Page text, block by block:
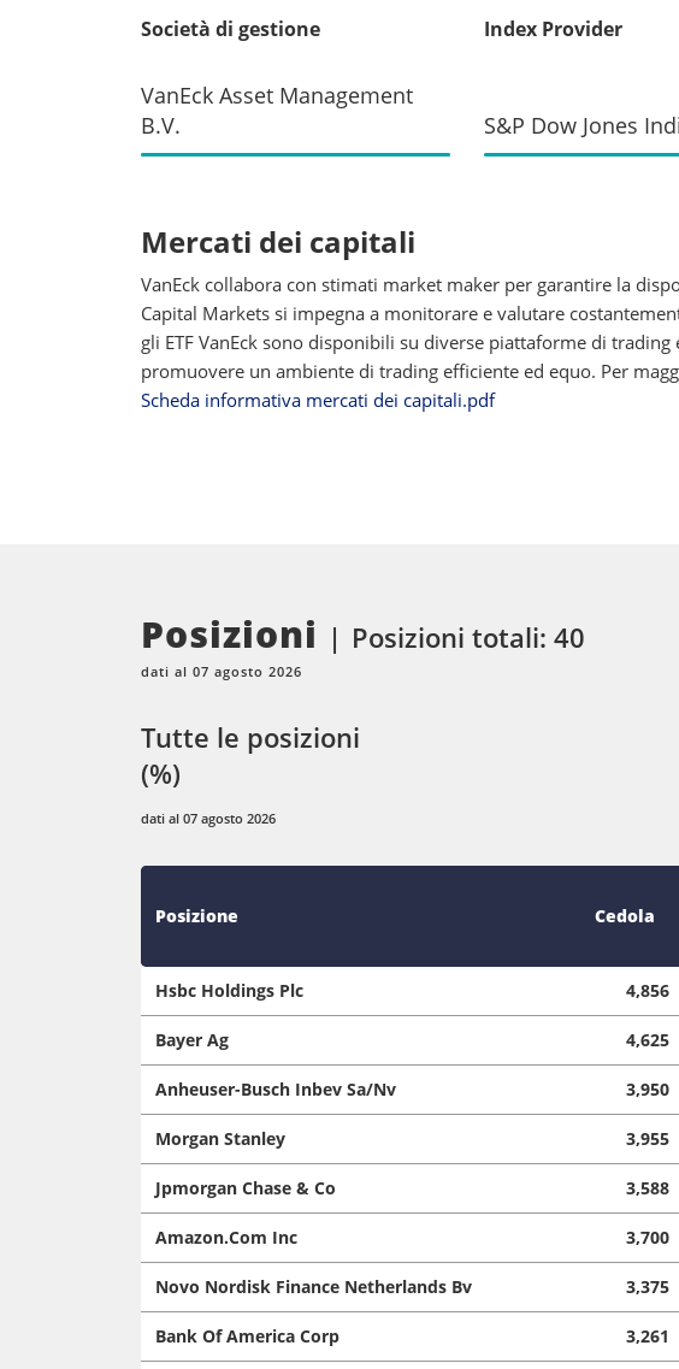
Società di gestione
VanEck Asset Management
B.V.
Index Provider
S&P Dow Jones
Mercati dei capitali
VanEck collabora con stimati market maker per garantire la
Capital Markets si impegna a monitorare e valutare
gli ETF VanEck sono disponibili su diverse piattaforme di
promuovere un ambiente di trading efficiente ed equo. Per
Scheda informativa mercati dei capitali.pdf
Posizioni
dati al 07 agosto 2026
Posizioni totali: 40
Tutte le posizioni
(%)
dati al 07 agosto 2026
Posizione Cedola
Hsbc Holdings Plc 4,856
Bayer Ag 4,625
Anheuser-Busch Inbev Sa/Nv 3,950
Morgan Stanley 3,955
Jpmorgan Chase & Co 3,588
Amazon.Com Inc 3,700
Novo Nordisk Finance Netherlands Bv 3,375
Bank Of America Corp 3,261